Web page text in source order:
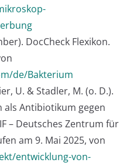
DocCheck Flexikon.
de/Bakterium
U. & Stadler, M. (o. D.).
als Antibiotikum gegen
– Deutsches Zentrum für
am 9. Mai 2025, von
entwicklung-von-